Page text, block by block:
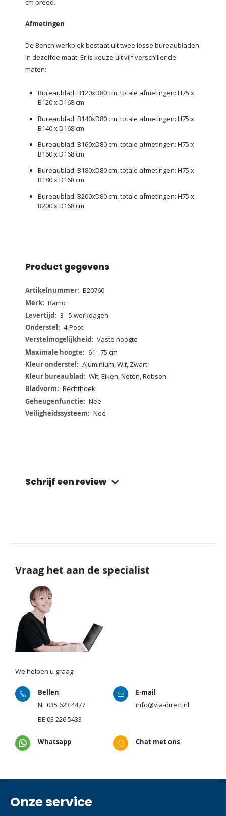
cm breed.
Afmetingen
De Bench werkplek bestaat uit twee losse bureaubladen
in dezelfde maat. Er is keuze uit vijf verschillende
maten:
Bureaublad: B120xD80 cm, totale afmetingen: H75 x
B120 x D168 cm
Bureaublad: B140xD80 cm, totale afmetingen: H75 x
B140 x D168 cm
Bureaublad: B160xD80 cm, totale afmetingen: H75 x
B160 x D168 cm
Bureaublad: B180xD80 cm, totale afmetingen: H75 x
B180 x D168 cm
Bureaublad: B200xD80 cm, totale afmetingen: H75 x
B200 x D168 cm
Product gegevens
Meer
informatie
B20760
Ramo
3 - 5 werkdagen
4-Poot
Vaste hoogte
61 - 75 cm
Aluminium, Wit, Zwart
Wit, Eiken, Noten, Robson
Rechthoek
Nee
Nee
Schrijf een review
Vraag het aan de specialist
We helpen u graag
Bellen
NL035 623 4477
BE 03 226 5433
E-mail
info@via-direct.nl
Whatsapp Chat met ons
Onze service